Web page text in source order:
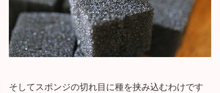
そしてスポンジの切れ目に種を挟み込むわけです